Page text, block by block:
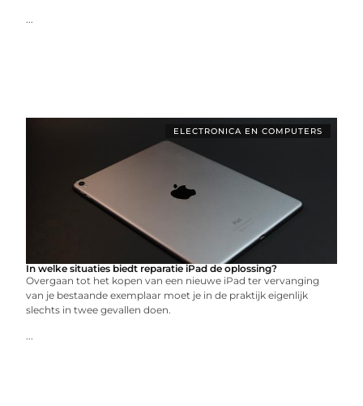
...
ELECTRONICA EN COMPUTERS
In welke situaties biedt reparatie iPad de oplossing?
Overgaan tot het kopen van een nieuwe iPad ter vervanging
van je bestaande exemplaar moet je in de praktijk eigenlijk
slechts in twee gevallen doen.
...